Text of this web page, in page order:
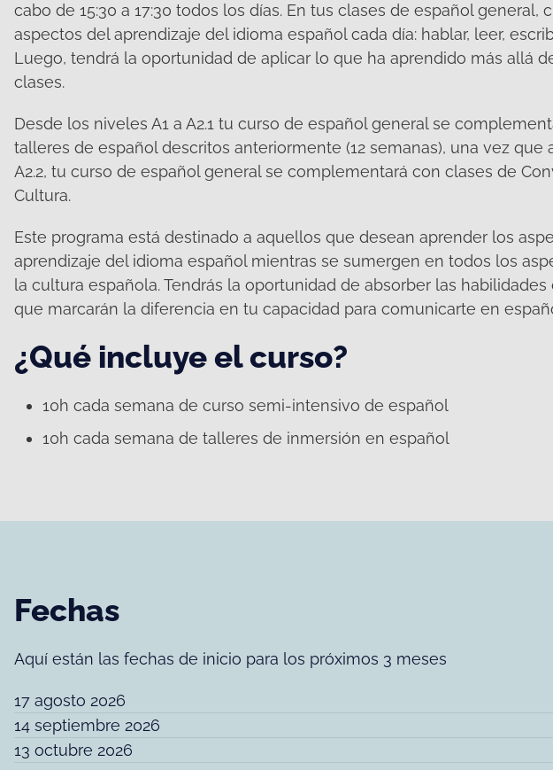
cabo de 15:30 a 17:30 todos los días. En tus clases de español general,
aspectos del aprendizaje del idioma español cada día: hablar, leer,
Luego, tendrá la oportunidad de aplicar lo que ha aprendido más allá
clases.
Desde los niveles A1 a A2.1 tu curso de español general se
talleres de español descritos anteriormente (12 semanas), una vez que
A2.2, tu curso de español general se complementará con clases de
Cultura.
Este programa está destinado a aquellos que desean aprender los
aprendizaje del idioma español mientras se sumergen en todos los
la cultura española. Tendrás la oportunidad de absorber las
que marcarán la diferencia en tu capacidad para comunicarte en
¿Qué incluye el curso?
10h cada semana de curso semi-intensivo de español
10h cada semana de talleres de inmersión en español
Fechas
Aquí están las fechas de inicio para los próximos 3 meses
17 agosto 2026
14 septiembre 2026
13 octubre 2026